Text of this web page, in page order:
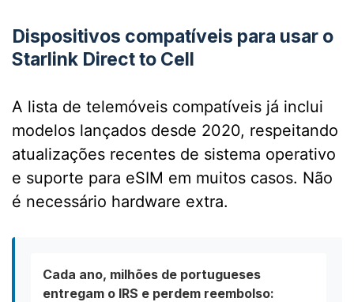
Dispositivos compatíveis para usar o
Starlink Direct to Cell
A lista de telemóveis compatíveis já inclui
modelos lançados desde 2020, respeitando
atualizações recentes de sistema operativo
e suporte para eSIM em muitos casos. Não
é necessário hardware extra.
Cada ano, milhões de portugueses
entregam o IRS e perdem reembolso: